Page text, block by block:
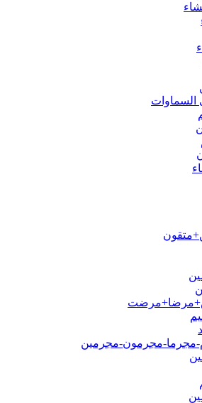
السماوات
مجرما-مجرمون-مجرمين